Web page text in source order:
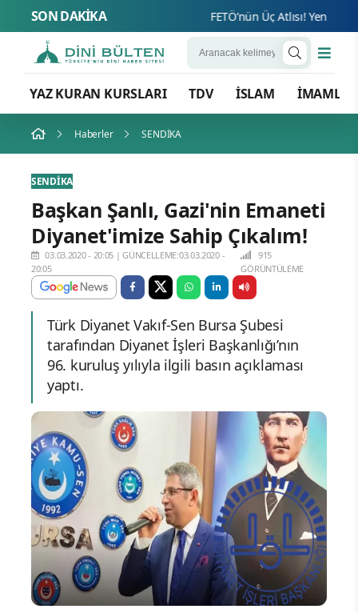
SON DAKİKA FETÖ’nün Üç Atlısı! Yeni
YAZ KURAN KURSLARI TDV İSLAM İMAMLAR
Haberler SENDİKA
SENDİKA
Başkan Şanlı, Gazi'nin Emaneti
Diyanet'imize Sahip Çıkalım!
03.03.2020 - 20:05 |GÜNCELLEME:03.03.2020 -
20:05
915
GÖRÜNTÜLEME
Türk Diyanet Vakıf-Sen Bursa Şubesi
tarafından Diyanet İşleri Başkanlığı’nın
96. kuruluş yılıyla ilgili basın açıklaması
yaptı.